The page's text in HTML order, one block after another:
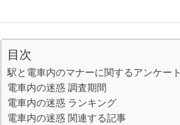
目次
駅と電車内のマナーに関するアンケート
電車内の迷惑 調査期間
電車内の迷惑 ランキング
電車内の迷惑 関連する記事